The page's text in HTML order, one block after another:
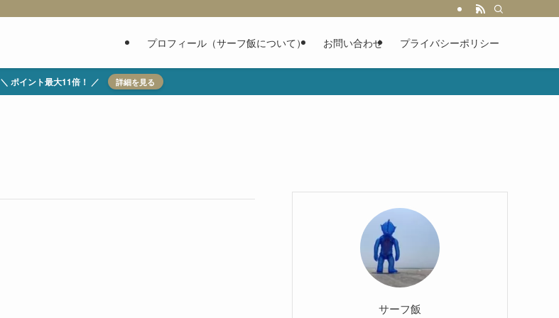
プロフィール（サーフ飯について） お問い合わせ プライバシーポリシー
＼ ポイント最大11倍！ ／ 詳細を見る
サーフ飯